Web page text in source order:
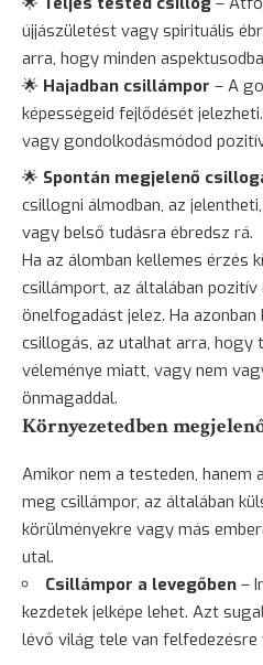
újjászületést vagy spirituális
arra, hogy minden
🌟 Hajadban csillámpor – A
képességeid fejlődését
vagy gondolkodásmódod
🌟 Spontán megjelenő
csillogni álmodban, az
vagy belső tudásra ébredsz rá.
Ha az álomban kellemes érzés
csillámport, az általában
önelfogadást jelez. Ha
csillogás, az utalhat arra,
véleménye miatt, vagy nem
önmagaddal.
Környezetedben
Amikor nem a testeden, hanem
meg csillámpor, az általában
körülményekre vagy más
utal.
Csillámpor a levegőben –
kezdetek jelképe lehet. Azt
lévő világ tele van felfedezésre